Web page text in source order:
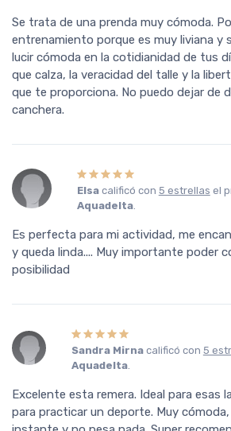
Se trata de una prenda muy cómoda.
entrenamiento porque es muy liviana y
lucir cómoda en la cotidianidad de tus
que calza, la veracidad del talle y la
que te proporciona. No puedo dejar de
canchera.
Elsacalificó con 5 estrellas el
Aquadelta.
Es perfecta para mi actividad, me
y queda linda.... Muy importante poder
posibilidad
Sandra Mirnacalificó con 5
Aquadelta.
Excelente esta remera. Ideal para esas
para practicar un deporte. Muy